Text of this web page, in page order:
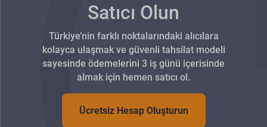
Satıcı Olun
Türkiye’nin farklı noktalarındaki alıcılara
kolayca ulaşmak ve güvenli tahsilat modeli
sayesinde ödemelerini 3 iş günü içerisinde
almak için hemen satıcı ol.
Ücretsiz Hesap Oluşturun